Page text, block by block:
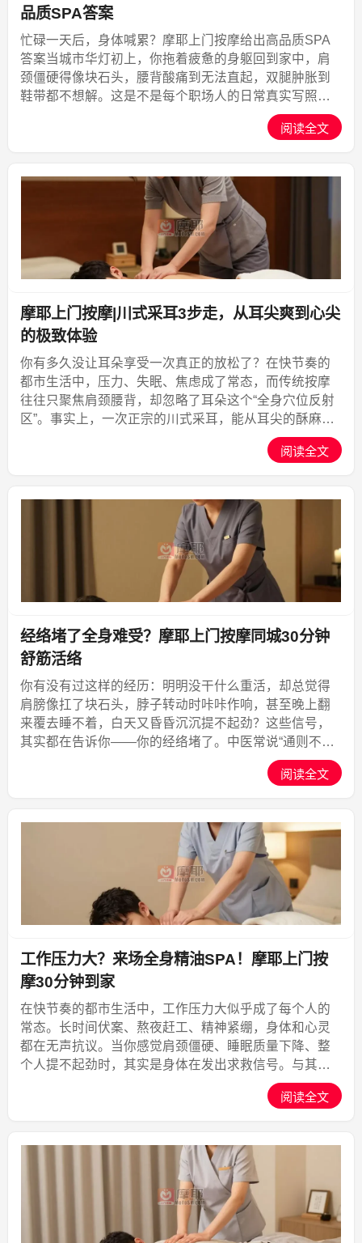
品质SPA答案
忙碌一天后，身体喊累？摩耶上门按摩给出高品质SPA
答案当城市华灯初上，你拖着疲惫的身躯回到家中，肩
颈僵硬得像块石头，腰背酸痛到无法直起，双腿肿胀到
鞋带都不想解。这是不是每个职场人的日常真实写照？
白天在办公室久坐8小时，晚上回家还要应付家务和社
交，身体被透支的感觉越来越强烈。你或许想过预约一
阅读全文
摩耶上门按摩|川式采耳3步走，从耳尖爽到心尖
的极致体验
你有多久没让耳朵享受一次真正的放松了？在快节奏的
都市生活中，压力、失眠、焦虑成了常态，而传统按摩
往往只聚焦肩颈腰背，却忽略了耳朵这个“全身穴位反射
区”。事实上，一次正宗的川式采耳，能从耳尖的酥麻传
送到心尖的宁静，唤醒沉睡的感官。现在，通过摩耶上
门按摩APP，你无需出门，就能让专业技师带着全套工
阅读全文
经络堵了全身难受？摩耶上门按摩同城30分钟
舒筋活络
你有没有过这样的经历：明明没干什么重活，却总觉得
肩膀像扛了块石头，脖子转动时咔咔作响，甚至晚上翻
来覆去睡不着，白天又昏昏沉沉提不起劲？这些信号，
其实都在告诉你——你的经络堵了。中医常说“通则不
痛，痛则不通”，当气血运行不畅，经络堵塞，身体的各
个器官和肌肉得不到充分滋养，疲劳、酸痛、失眠、免
阅读全文
工作压力大？来场全身精油SPA！摩耶上门按
摩30分钟到家
在快节奏的都市生活中，工作压力大似乎成了每个人的
常态。长时间伏案、熬夜赶工、精神紧绷，身体和心灵
都在无声抗议。当你感觉肩颈僵硬、睡眠质量下降、整
个人提不起劲时，其实是身体在发出求救信号。与其硬
扛，不如给自己一个彻底放松的机会。摩耶上门按摩
APP，把专业SPA服务直接送到你家，全国覆盖285+城
阅读全文